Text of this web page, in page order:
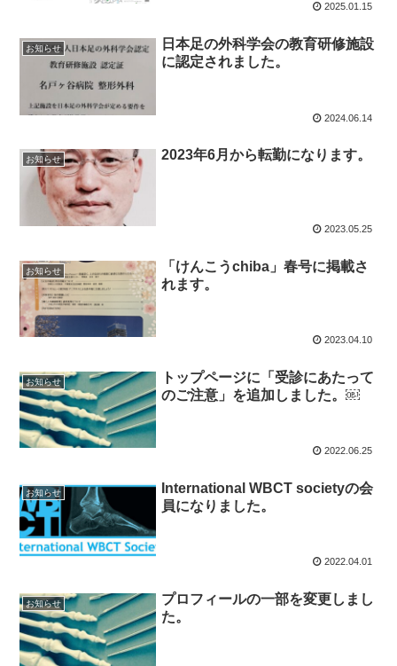
2025.01.15
お知らせ
日本足の外科学会の教育研修施設
に認定されました。
2024.06.14
お知らせ 2023年6月から転勤になります。
2023.05.25
お知らせ
「けんこうchiba」春号に掲載さ
れます。
2023.04.10
お知らせ
トップページに「受診にあたって
のご注意」を追加しました。￼
2022.06.25
お知らせ
International WBCT societyの会
員になりました。
2022.04.01
お知らせ
プロフィールの一部を変更しまし
た。